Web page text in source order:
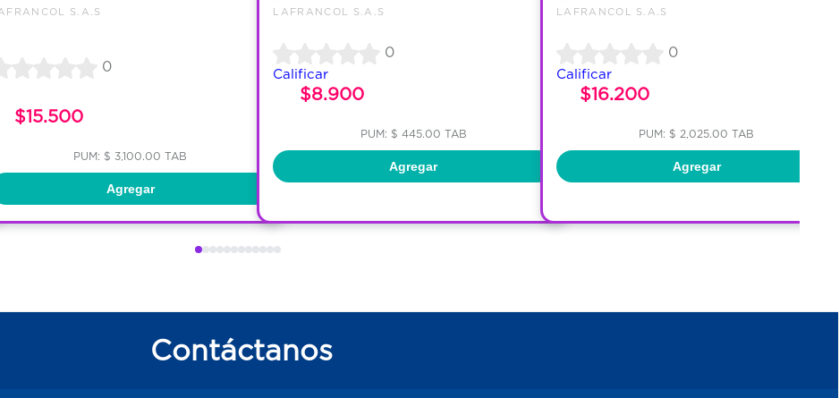
S.A.S
0
$15.500
PUM: $ 3,100.00 TAB
Agregar
LAFRANCOL S.A.S
0
Calificar
$8.900
PUM: $ 445.00 TAB
Agregar
LAFRANCOL S.A.S
0
Calificar
$16.200
PUM: $ 2,025.00 TAB
Agregar
Contáctanos